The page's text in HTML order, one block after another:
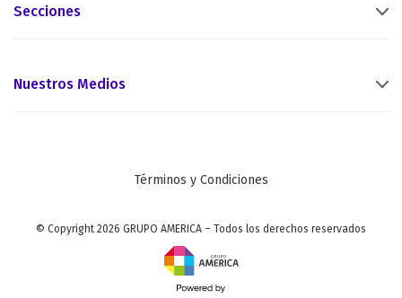
Secciones
Nuestros Medios
Términos y Condiciones
© Copyright 2026 GRUPO AMERICA – Todos los derechos reservados